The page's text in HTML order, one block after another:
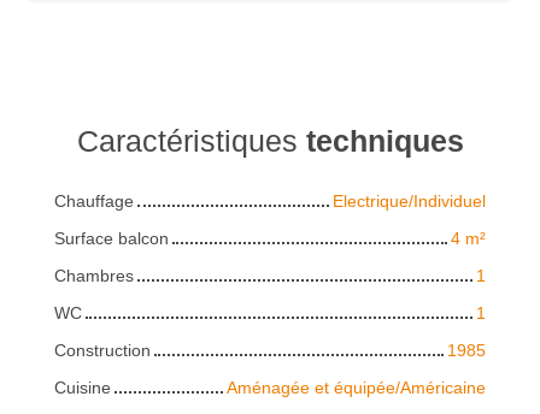
Caractéristiques techniques
Chauffage
Electrique/Individuel
Surface balcon
4 m²
Chambres
1
WC
1
Construction
1985
Cuisine
Aménagée et équipée/Américaine